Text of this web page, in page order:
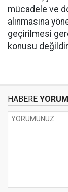
mücadele ve
alınmasına
geçirilmesi
konusu
HABERE